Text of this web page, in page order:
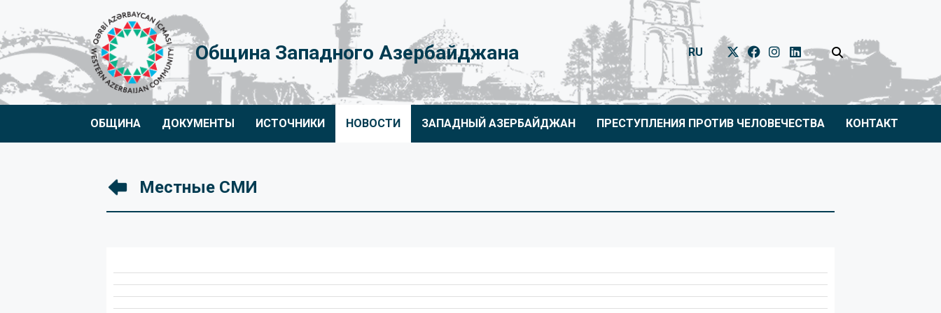
Община Западного Азербайджана RU
ОБЩИНА ДОКУМЕНТЫ ИСТОЧНИКИ НОВОСТИ ЗАПАДНЫЙ АЗЕРБАЙДЖАН ПРЕСТУПЛЕНИЯ ПРОТИВ ЧЕЛОВЕЧЕСТВА КОНТАКТ
Местные СМИ